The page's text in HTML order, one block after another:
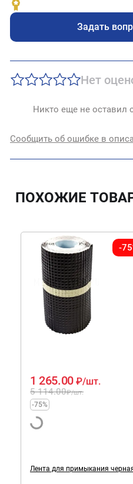
Задать
Нет
Никто еще не оставил
Сообщить об ошибке в
ПОХОЖИЕ
-
5 114.00₽/шт.
1 265.00 ₽/шт.
-75%
Лента для примыкания